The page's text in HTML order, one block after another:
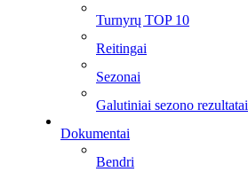
Turnyrų TOP 10
Reitingai
Sezonai
Galutiniai sezono rezultatai
Dokumentai
Bendri